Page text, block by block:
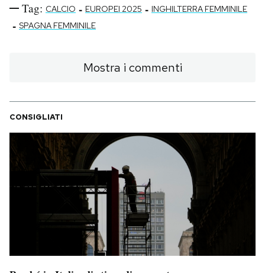
Tag: CALCIO - EUROPEI 2025 - INGHILTERRA FEMMINILE
- SPAGNA FEMMINILE
Mostra i commenti
CONSIGLIATI